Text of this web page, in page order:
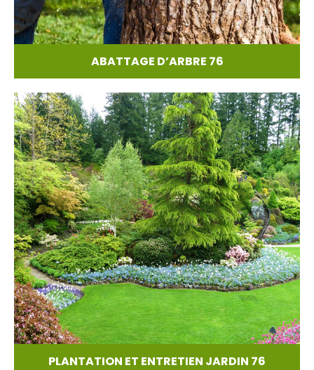
ABATTAGE D’ARBRE 76
PLANTATION ET ENTRETIEN JARDIN 76